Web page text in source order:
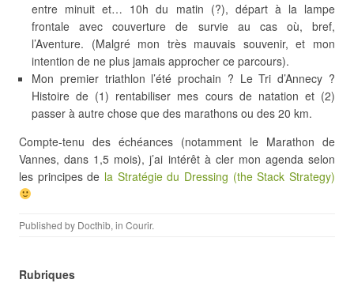
entre minuit et… 10h du matin (?), départ à la lampe
frontale avec couverture de survie au cas où, bref,
l’Aventure. (Malgré mon très mauvais souvenir, et mon
intention de ne plus jamais approcher ce parcours).
Mon premier triathlon l’été prochain ? Le Tri d’Annecy ?
Histoire de (1) rentabiliser mes cours de natation et (2)
passer à autre chose que des marathons ou des 20 km.
Compte-tenu des échéances (notamment le Marathon de
Vannes, dans 1,5 mois), j’ai intérêt à cler mon agenda selon
les principes de la Stratégie du Dressing (the Stack Strategy)
Published by Docthib, in Courir.
Rubriques